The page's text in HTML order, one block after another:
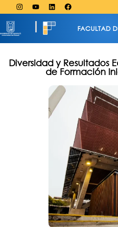
FACULTAD
Diversidad y Resultados
de Formación